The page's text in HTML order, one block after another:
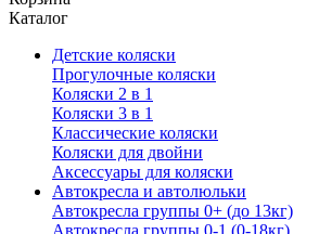
Каталог
Детские коляски
Прогулочные коляски
Коляски 2 в 1
Коляски 3 в 1
Классические коляски
Коляски для двойни
Аксессуары для коляски
Автокресла и автолюльки
Автокресла группы 0+ (до 13кг)
Автокресла группы 0-1 (0-18кг)